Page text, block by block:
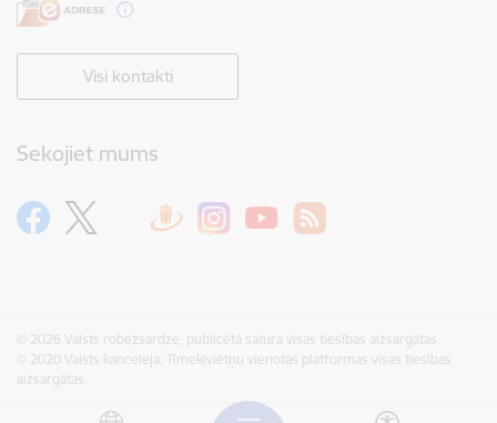
Visi kontakti
Sekojiet mums
© 2026 Valsts robežsardze, publicētā satura visas tiesības aizsargātas.
© 2020 Valsts kanceleja, Tīmekļvietņu vienotās platformas visas tiesības
aizsargātas.